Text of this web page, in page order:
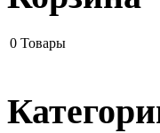
0 Товары